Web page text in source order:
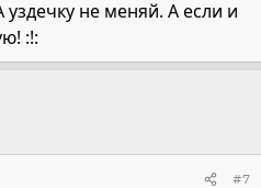
не меняй. А если и
:!:
#7